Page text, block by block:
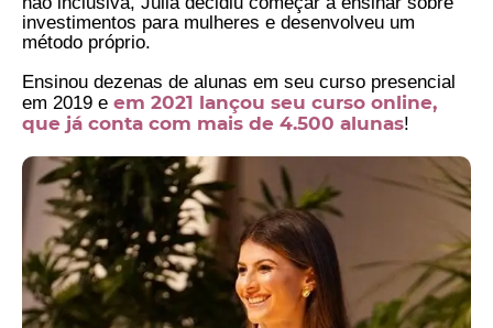
investimentos para mulheres e desenvolveu um
método próprio.
Ensinou dezenas de alunas em seu curso presencial
em 2019 e em 2021 lançou seu curso online,
que já conta com mais de 4.500 alunas!